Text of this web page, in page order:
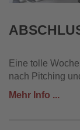
Eine tolle
nach Pitching
Mehr Info ...